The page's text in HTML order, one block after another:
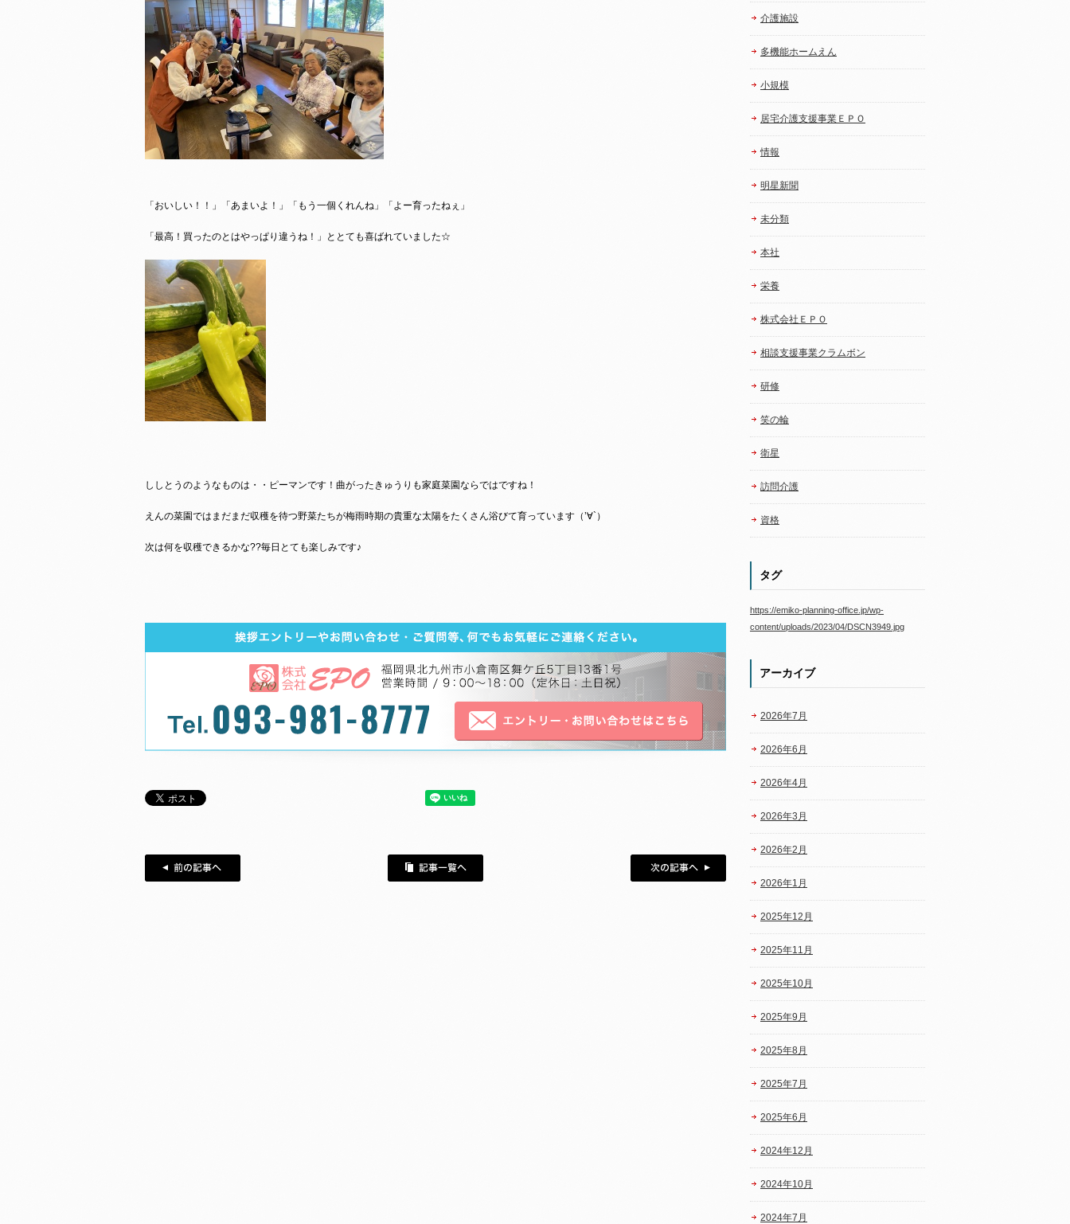
「おいしい！！」「あまいよ！」「もう一個くれんね」「よー育ったねぇ」
「最高！買ったのとはやっぱり違うね！」ととても喜ばれていました☆
ししとうのようなものは・・ピーマンです！曲がったきゅうりも家庭菜園ならではですね！
えんの菜園ではまだまだ収穫を待つ野菜たちが梅雨時期の貴重な太陽をたくさん浴びて育っています（’∀`）
次は何を収穫できるかな??毎日とても楽しみです♪
介護施設
多機能ホームえん
小規模
居宅介護支援事業ＥＰＯ
情報
明星新聞
未分類
本社
栄養
株式会社ＥＰＯ
相談支援事業クラムボン
研修
笑の輪
衛星
訪問介護
資格
タグ
https://emiko-planning-office.jp/wp-
content/uploads/2023/04/DSCN3949.jpg
アーカイブ
2026年7月
2026年6月
2026年4月
2026年3月
2026年2月
2026年1月
2025年12月
2025年11月
2025年10月
2025年9月
2025年8月
2025年7月
2025年6月
2024年12月
2024年10月
2024年7月